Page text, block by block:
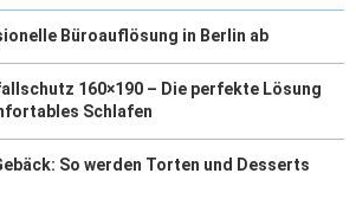
Büroauflösung in Berlin ab
160×190 – Die perfekte Lösung
Schlafen
So werden Torten und Desserts